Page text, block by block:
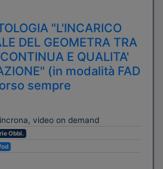
"L'INCARICO
DEL GEOMETRA TRA
E QUALITA'
(in modalità FAD
sempre
video on demand
Obbl.